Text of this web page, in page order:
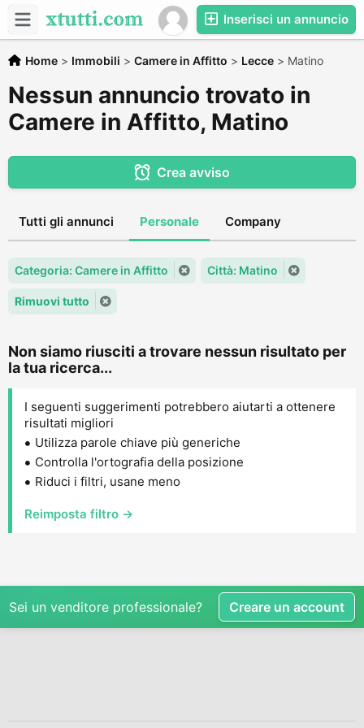
Inserisci un annuncio
Home > Immobili > Camere in Affitto > Lecce > Matino
Nessun annuncio trovato in
Camere in Affitto, Matino
Crea avviso
Tutti gli annunci Personale Company
Categoria: Camere in Affitto Città: Matino
Rimuovi tutto
Non siamo riusciti a trovare nessun risultato per
la tua ricerca...
I seguenti suggerimenti potrebbero aiutarti a ottenere
risultati migliori
Utilizza parole chiave più generiche
Controlla l'ortografia della posizione
Riduci i filtri, usane meno
Reimposta filtro →
Sei un venditore professionale? Creare un account